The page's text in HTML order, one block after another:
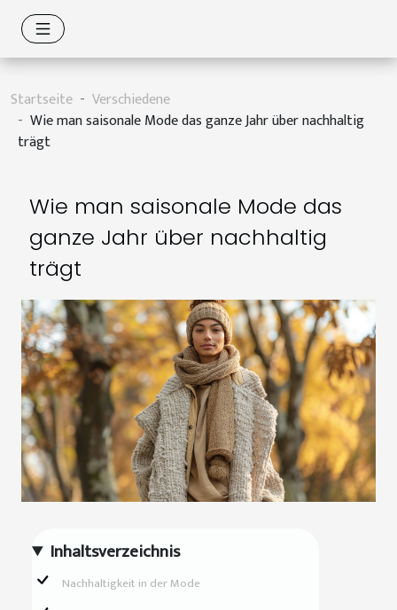
Startseite
Verschiedene
Wie man saisonale Mode das ganze Jahr über nachhaltig
trägt
Wie man saisonale Mode das
ganze Jahr über nachhaltig
trägt
Inhaltsverzeichnis
Nachhaltigkeit in der Mode